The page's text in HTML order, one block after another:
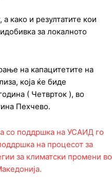
како и резултатите кои
за локалното
на капацитетите на
која ќе биде
( Четврток ), во
Пехчево.